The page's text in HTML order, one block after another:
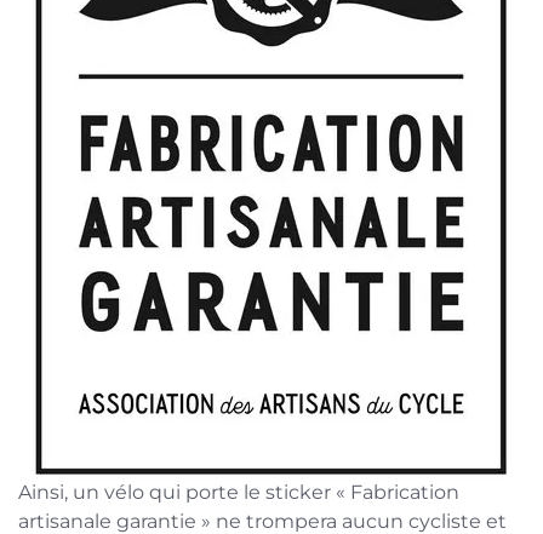
Ainsi, un vélo qui porte le sticker « Fabrication
artisanale garantie » ne trompera aucun cycliste et